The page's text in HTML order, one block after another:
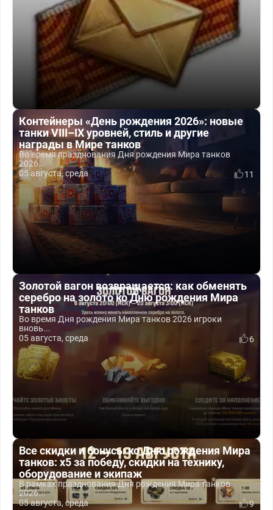
Контейнеры «День рождения 2026»: новые
танки VIII–IX уровней, стиль и другие
награды в Мире танков
Во время празднования Дня рождения Мира танков
2026...
05 августа, среда
11
Золотой вагон возвращается: как обменять
серебро на золото ко Дню рождения Мира
танков
Во время Дня рождения Мира танков 2026 игроки
вновь...
05 августа, среда
6
Все скидки и бонусы ко Дню рождения Мира
танков: x5 за победу, скидки на технику,
оборудование и экипаж
В рамках празднования Дня рождения Мира танков
2026...
05 августа, среда
9